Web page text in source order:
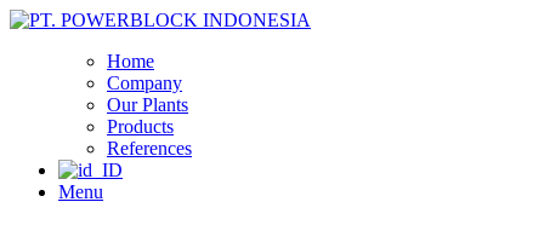
Home
Company
Our Plants
Products
References
Menu